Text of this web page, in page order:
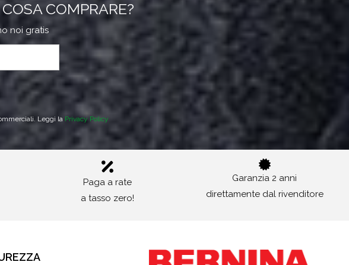
COMPRARE?
noi gratis
Leggi la Privacy Policy
Paga a rate
a tasso zero!
Garanzia 2 anni
direttamente dal rivenditore